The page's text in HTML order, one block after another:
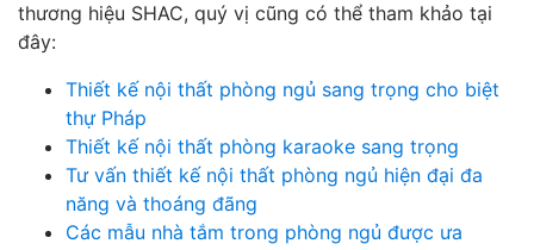
thương hiệu SHAC, quý vị cũng có thể tham khảo tại
đây:
Thiết kế nội thất phòng ngủ sang trọng cho biệt
thự Pháp
Thiết kế nội thất phòng karaoke sang trọng
Tư vấn thiết kế nội thất phòng ngủ hiện đại đa
năng và thoáng đãng
Các mẫu nhà tắm trong phòng ngủ được ưa